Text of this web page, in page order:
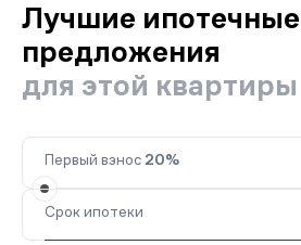
Лучшие ипотечные
предложения
для этой квартиры
Первый взнос 20%
Срок ипотеки